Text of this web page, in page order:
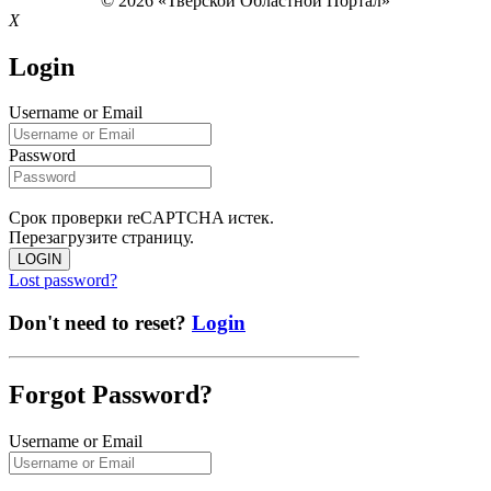
X
Login
Username or Email
Password
Срок проверки reCAPTCHA истек.
Перезагрузите страницу.
LOGIN
Lost password?
Don't need to reset? Login
Forgot Password?
Username or Email